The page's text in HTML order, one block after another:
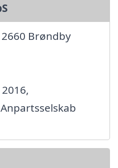
Brøndby